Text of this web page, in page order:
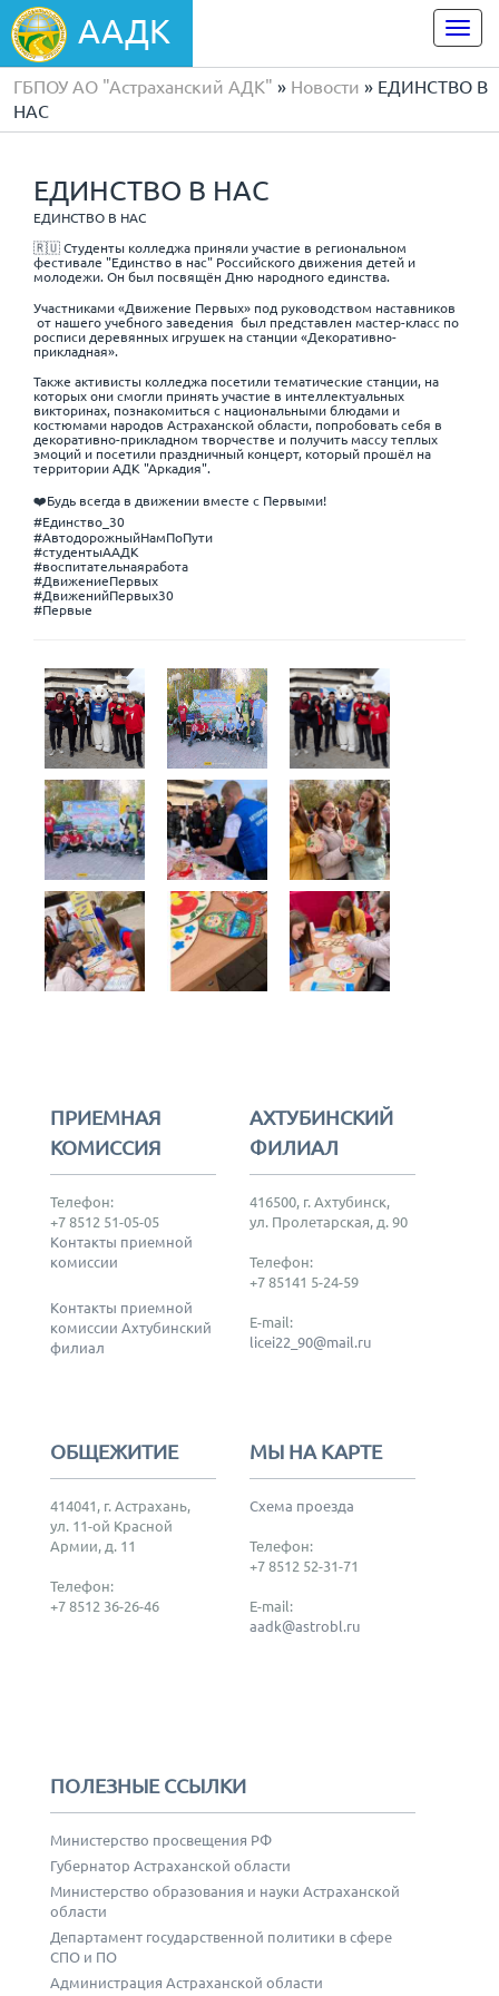
ААДК
ГБПОУ АО "Астраханский АДК" » Новости » ЕДИНСТВО В
НАС
ЕДИНСТВО В НАС
ЕДИНСТВО В НАС
🇷🇺 Студенты колледжа приняли участие в региональном
фестивале "Единство в нас" Российского движения детей и
молодежи. Он был посвящён Дню народного единства.
Участниками «Движение Первых» под руководством наставников
от нашего учебного заведения был представлен мастер-класс по
росписи деревянных игрушек на станции «Декоративно-
прикладная».
Также активисты колледжа посетили тематические станции, на
которых они смогли принять участие в интеллектуальных
викторинах, познакомиться с национальными блюдами и
костюмами народов Астраханской области, попробовать себя в
декоративно-прикладном творчестве и получить массу теплых
эмоций и посетили праздничный концерт, который прошёл на
территории АДК "Аркадия".
❤️Будь всегда в движении вместе с Первыми!
#Единство_30
#АвтодорожныйНамПоПути
#студентыААДК
#воспитательнаяработа
#ДвижениеПервых
#ДвиженийПервых30
#Первые
ПРИЕМНАЯ
КОМИССИЯ
Телефон:
+7 8512 51-05-05
Контакты приемной
комиссии
Контакты приемной
комиссии Ахтубинский
филиал
АХТУБИНСКИЙ
ФИЛИАЛ
416500, г. Ахтубинск,
ул. Пролетарская, д. 90
Телефон:
+7 85141 5-24-59
E-mail:
licei22_90@mail.ru
ОБЩЕЖИТИЕ
414041, г. Астрахань,
ул. 11-ой Красной
Армии, д. 11
Телефон:
+7 8512 36-26-46
МЫ НА КАРТЕ
Схема проезда
Телефон:
+7 8512 52-31-71
E-mail:
aadk@astrobl.ru
ПОЛЕЗНЫЕ ССЫЛКИ
Министерство просвещения РФ
Губернатор Астраханской области
Министерство образования и науки Астраханской
области
Департамент государственной политики в сфере
СПО и ПО
Администрация Астраханской области